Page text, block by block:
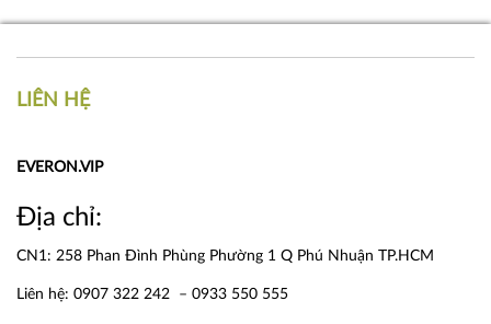
LIÊN HỆ
EVERON.VIP
Địa chỉ:
CN1: 258 Phan Đình Phùng Phường 1 Q Phú Nhuận TP.HCM
Liên hệ: 0907 322 242 – 0933 550 555